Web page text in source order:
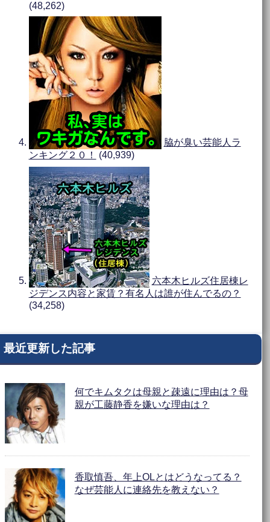
(48,262)
脇が臭い芸能人ラ
ンキング２０！
(40,939)
六本木ヒルズ住居棟レ
ジデンス内容と家賃？有名人は誰が住んでるの？
(34,258)
最近更新した記事
何でキムタクは母親と疎遠に理由は？母
親が工藤静香を嫌いな理由は？
香取慎吾、年上OLとはどうなってる？
なぜ芸能人に連絡先を教えない？